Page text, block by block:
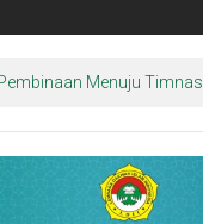
Menuju Timnas